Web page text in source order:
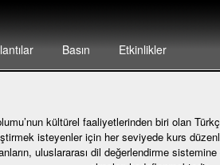
Basın Etkinlikler
kültürel faaliyetlerinden biri olan
isteyenler için her seviyede kurs
uluslararası dil değerlendirme